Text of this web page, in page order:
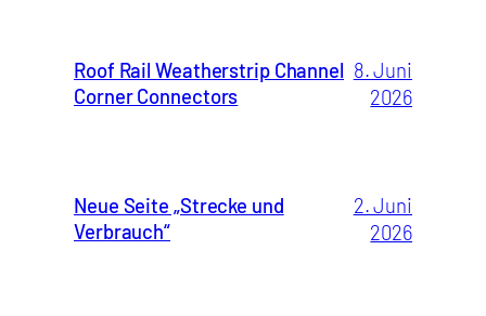
Roof Rail Weatherstrip Channel
Corner Connectors
8. Juni
2026
Neue Seite „Strecke und
Verbrauch“
2. Juni
2026